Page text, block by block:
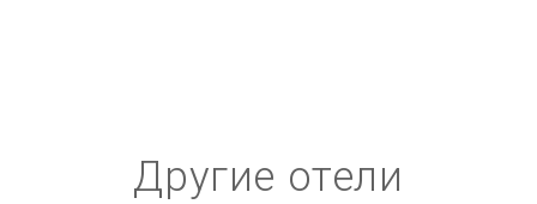
Другие отели